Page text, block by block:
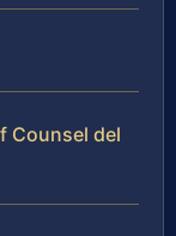
Counsel del